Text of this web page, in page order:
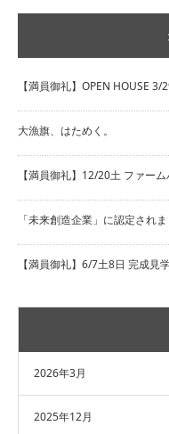
【満員御礼】OPEN HOUSE
大漁旗、はためく。
【満員御礼】12/20土 ファー
「未来創造企業」に認定されま
【満員御礼】6/7土8日 完成見
2026年3月
2025年12月